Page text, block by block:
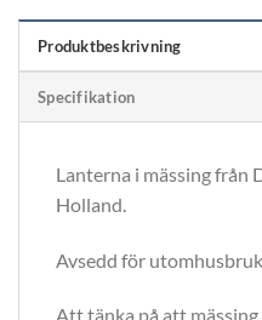
Produktbeskrivning
Specifikation
Lanterna i mässing från
Holland.
Avsedd för
Att tänka på att